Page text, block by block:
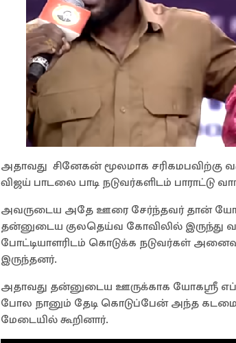
அதாவது சினேகன் மூலமாக சரிகமபவிற்கு
விஜய் பாடலை பாடி நடுவர்களிடம் பாராட்டு
அவருடைய அதே ஊரை சேர்ந்தவர் தான்
தன்னுடைய குலதெய்வ கோவிலில்
போட்டியாளரிடம் கொடுக்க நடுவர்கள்
இருந்தனர்.
அதாவது தன்னுடைய ஊருக்காக யோகஸ்ரீ
போல நானும் தேடி கொடுப்பேன் அந்த
மேடையில் கூறினார்.